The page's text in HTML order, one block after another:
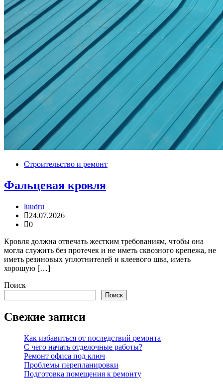
Строительство и ремонт
Фальцевая кровля
luudru
24.07.2026
0
Кровля должна отвечать жестким требованиям, чтобы она
могла служить без протечек и не иметь сквозного крепежа, не
иметь резиновых уплотнителей и клеевого шва, иметь
хорошую […]
Поиск
Поиск
Свежие записи
Как избавиться от последствий ремонта
С чего начать отделочные работы?
Ремонт офиса под ключ
Проблемы перепланировки
Подготовка помещения к ремонту